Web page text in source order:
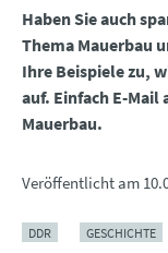
Haben Sie auch
Thema Mauerbau
Ihre Beispiele zu,
auf. Einfach E-
Mauerbau.
Veröffentlicht am
DDR GESCHICHTE